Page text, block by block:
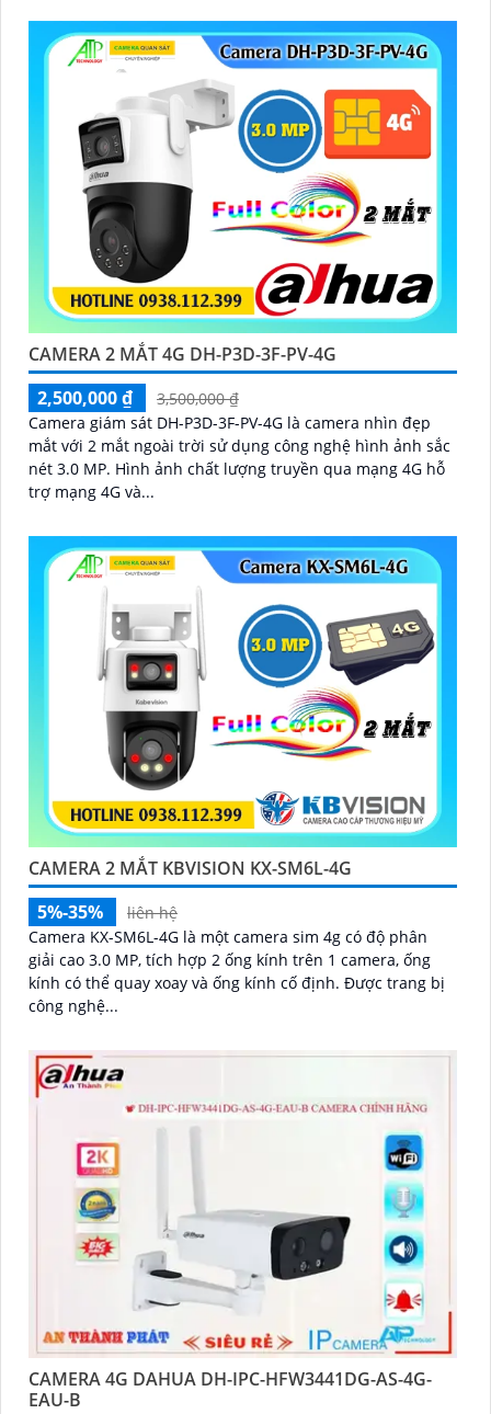
CAMERA 2 MẮT 4G DH-P3D-3F-PV-4G
2,500,000 ₫
3,500,000 ₫
Camera giám sát DH-P3D-3F-PV-4G là camera nhìn đẹp
mắt với 2 mắt ngoài trời sử dụng công nghệ hình ảnh sắc
nét 3.0 MP. Hình ảnh chất lượng truyền qua mạng 4G hỗ
trợ mạng 4G và...
CAMERA 2 MẮT KBVISION KX-SM6L-4G
5%-35%
liên hệ
Camera KX-SM6L-4G là một camera sim 4g có độ phân
giải cao 3.0 MP, tích hợp 2 ống kính trên 1 camera, ống
kính có thể quay xoay và ống kính cố định. Được trang bị
công nghệ...
CAMERA 4G DAHUA DH-IPC-HFW3441DG-AS-4G-
EAU-B